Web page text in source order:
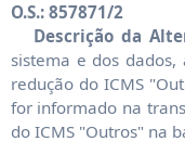
O.S.: 857871/2
Descrição da
sistema e dos
redução do ICMS
for informado na
do ICMS "Outros" na